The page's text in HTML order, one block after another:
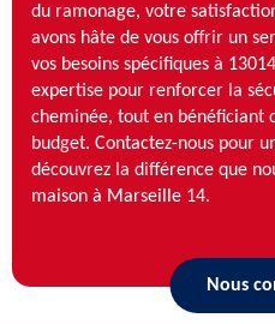
du ramonage, votre
avons hâte de vous offrir un
vos besoins spécifiques à
expertise pour renforcer la
cheminée, tout en bénéficiant
budget. Contactez-nous pour
découvrez la différence que
maison à Marseille 14.
Nous